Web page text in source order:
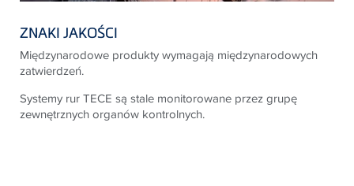
ZNAKI JAKOŚCI
Międzynarodowe produkty wymagają międzynarodowych
zatwierdzeń.
Systemy rurTECE są stale monitorowane przez grupę
zewnętrznych organów kontrolnych.